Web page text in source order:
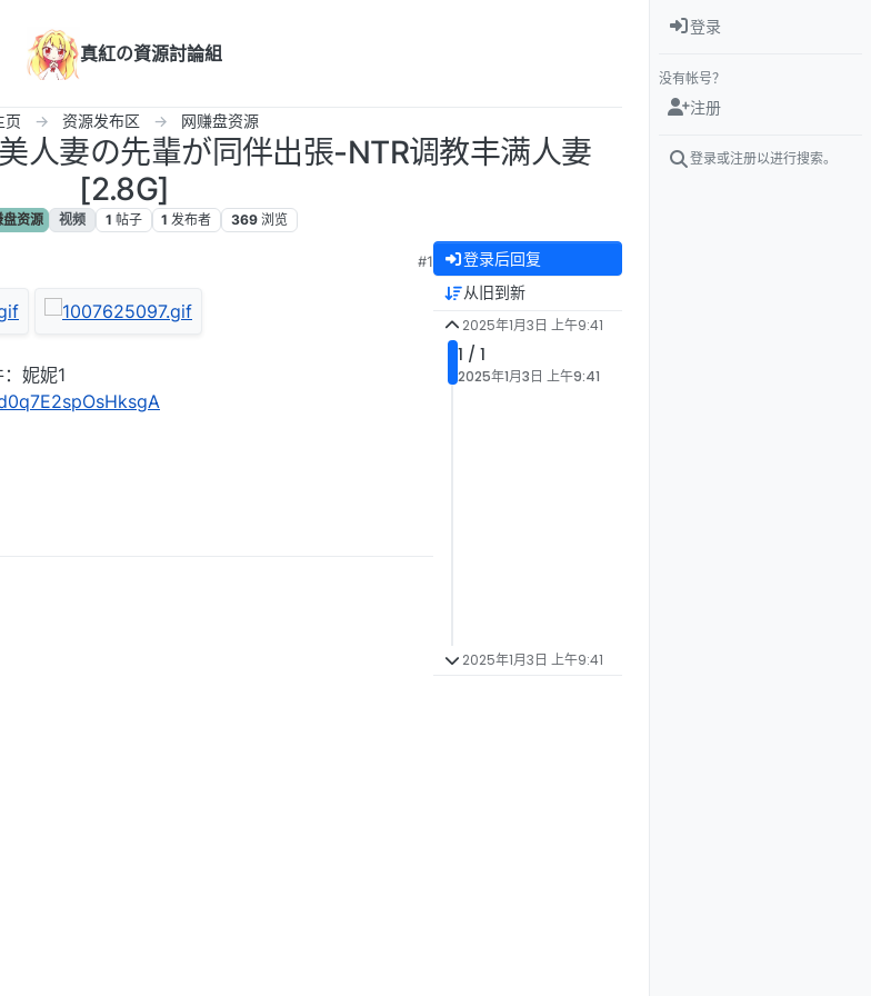
真紅の資源討論組
页 资源发布区 网赚盘资源
人妻の先輩が同伴出張-NTR调教丰满人妻
[2.8G]
盘资源 视频 1 帖子 1 发布者 369 浏览
#1
妮妮1
登录后回复
从旧到新
2025年1月3日 上午9:41
1 / 1
2025年1月3日 上午9:41
2025年1月3日 上午9:41
登录
没有帐号？
注册
登录或注册以进行搜索。